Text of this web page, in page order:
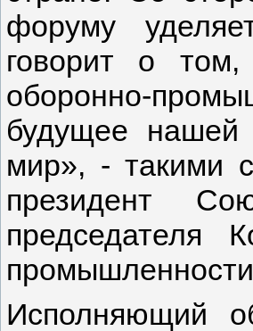
форуму
говорит о
оборонно-
будущее нашей
мир», - такими
президент
председателя
промышленности
Исполняющий